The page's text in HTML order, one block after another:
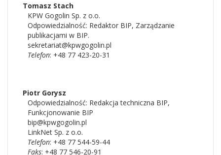
Tomasz Stach
KPW Gogolin Sp. z o.o.
Odpowiedzialność: Redaktor BIP, Zarządzanie
publikacjami w BIP.
sekretariat@kpwgogolin.pl
Telefon: +48 77 423-20-31
Piotr Gorysz
Odpowiedzialność: Redakcja techniczna BIP,
Funkcjonowanie BIP
bip@kpwgogolin.pl
LinkNet Sp. z o.o.
Telefon: +48 77 544-59-44
Faks: +48 77 546-20-91